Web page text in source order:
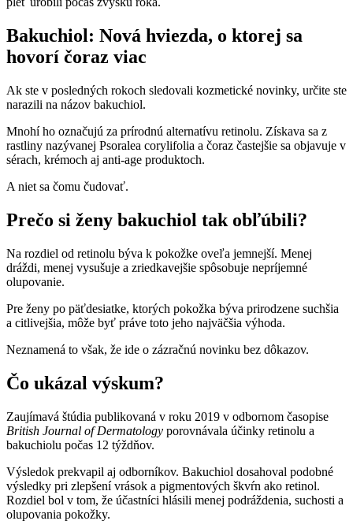
Bakuchiol: Nová hviezda, o ktorej sa
hovorí čoraz viac
Ak ste v posledných rokoch sledovali kozmetické novinky, určite ste
narazili na názov bakuchiol.
Mnohí ho označujú za prírodnú alternatívu retinolu. Získava sa z
rastliny nazývanej Psoralea corylifolia a čoraz častejšie sa objavuje v
sérach, krémoch aj anti-age produktoch.
A niet sa čomu čudovať.
Prečo si ženy bakuchiol tak obľúbili?
Na rozdiel od retinolu býva k pokožke oveľa jemnejší. Menej
dráždi, menej vysušuje a zriedkavejšie spôsobuje nepríjemné
olupovanie.
Pre ženy po päťdesiatke, ktorých pokožka býva prirodzene suchšia
a citlivejšia, môže byť práve toto jeho najväčšia výhoda.
Neznamená to však, že ide o zázračnú novinku bez dôkazov.
Čo ukázal výskum?
Zaujímavá štúdia publikovaná v roku 2019 v odbornom časopise
British Journal of Dermatology porovnávala účinky retinolu a
bakuchiolu počas 12 týždňov.
Výsledok prekvapil aj odborníkov. Bakuchiol dosahoval podobné
výsledky pri zlepšení vrások a pigmentových škvŕn ako retinol.
Rozdiel bol v tom, že účastníci hlásili menej podráždenia, suchosti a
olupovania pokožky.